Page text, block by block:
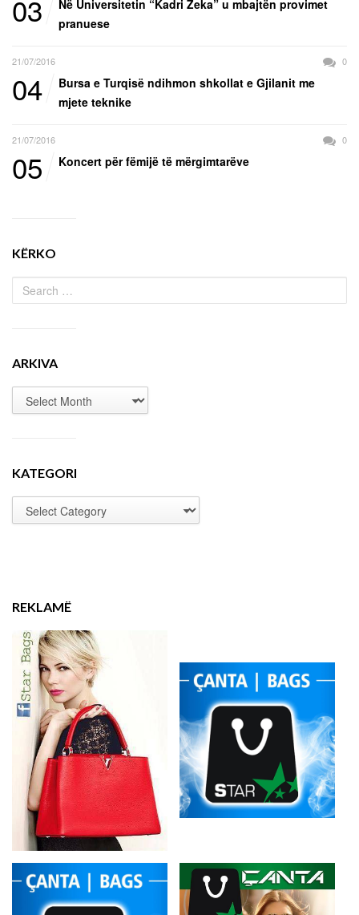
03
Në Universitetin “Kadri Zeka” u mbajtën provimet
pranuese
21/07/2016 0
04
Bursa e Turqisë ndihmon shkollat e Gjilanit me
mjete teknike
21/07/2016 0
05 Koncert për fëmijë të mërgimtarëve
KËRKO
ARKIVA
KATEGORI
REKLAMË